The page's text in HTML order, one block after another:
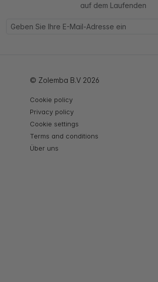
auf dem Laufenden
© Zolemba B.V 2026
Cookie policy
Privacy policy
Cookie settings
Terms and conditions
Über uns